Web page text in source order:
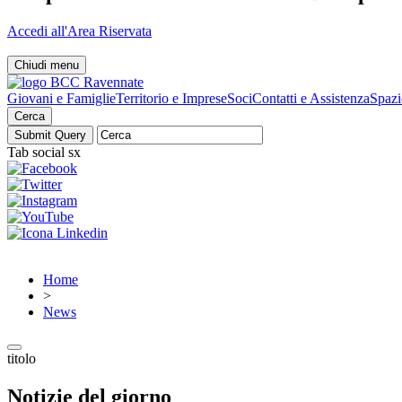
Accedi all'Area Riservata
Chiudi menu
Giovani e FamiglieTerritorio e ImpreseSociContatti e Assistenza
Cerca
Tab social sx
Home
>
News
titolo
Notizie del giorno